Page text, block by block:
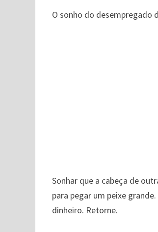
O sonho do desempregado
Sonhar que a cabeça de
para pegar um peixe
dinheiro. Retorne.